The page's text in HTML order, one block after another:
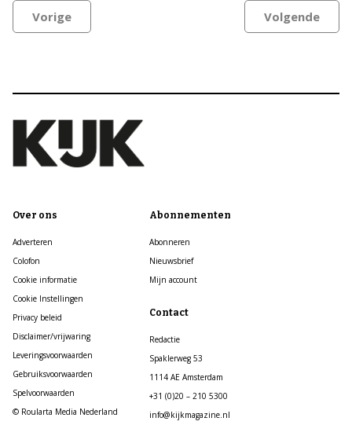
Vorige Volgende
Over ons
Adverteren
Colofon
Cookie informatie
Cookie Instellingen
Privacy beleid
Disclaimer/vrijwaring
Leveringsvoorwaarden
Gebruiksvoorwaarden
Spelvoorwaarden
© Roularta Media Nederland
Abonnementen
Abonneren
Nieuwsbrief
Mijn account
Contact
Redactie
Spaklerweg 53
1114 AE Amsterdam
+31 (0)20 – 210 5300
info@kijkmagazine.nl